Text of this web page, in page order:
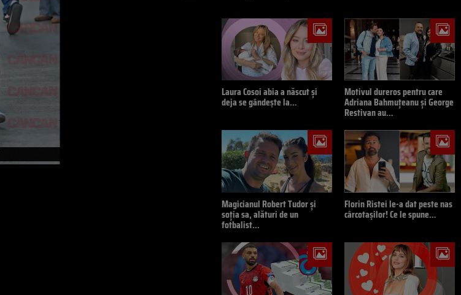
Laura Cosoi abia a născut și
deja se gândește la…
Motivul dureros pentru care
Adriana Bahmuțeanu și George
Restivan au…
Magicianul Robert Tudor și
soția sa, alături de un
fotbalist…
Florin Ristei le-a dat peste nas
cârcotașilor! Ce le spune…